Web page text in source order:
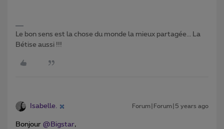
Le bon sens est la chose du monde la mieux partagée... La
Bétise aussi !!!
Isabelle. Forum|Forum|5 years ago
Bonjour @Bigstar,